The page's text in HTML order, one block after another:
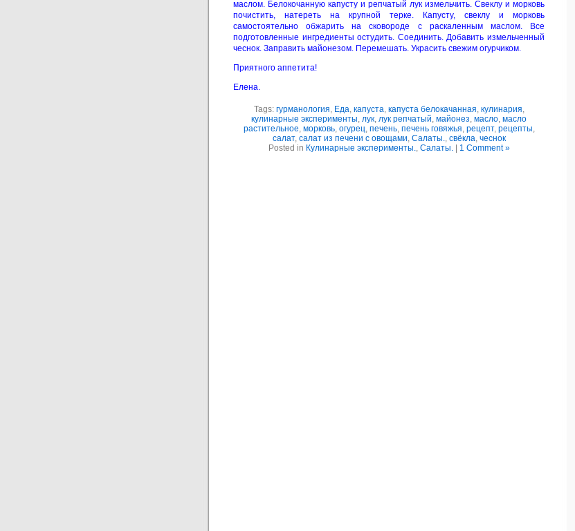
маслом. Белокочанную капусту и репчатый лук измельчить. Свеклу и морковь
почистить, натереть на крупной терке. Капусту, свеклу и морковь
самостоятельно обжарить на сковороде с раскаленным маслом. Все
подготовленные ингредиенты остудить. Соединить. Добавить измельченный
чеснок. Заправить майонезом. Перемешать. Украсить свежим огурчиком.
Приятного аппетита!
Елена.
Tags: гурманология, Еда, капуста, капуста белокачанная, кулинария,
кулинарные эксперименты, лук, лук репчатый, майонез, масло, масло
растительное, морковь, огурец, печень, печень говяжья, рецепт, рецепты,
салат, салат из печени с овощами, Салаты., свёкла, чеснок
Posted in Кулинарные эксперименты., Салаты.| 1 Comment »